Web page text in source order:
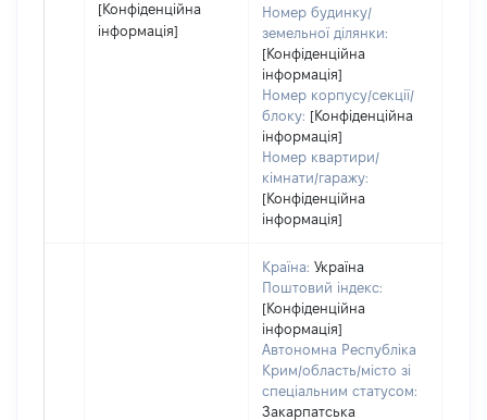
[Конфіденційна
інформація]
Номер будинку/
земельної ділянки:
[Конфіденційна
інформація]
Номер корпусу/секції/
блоку: [Конфіденційна
інформація]
Номер квартири/
кімнати/гаражу:
[Конфіденційна
інформація]
Країна: Україна
Поштовий індекс:
[Конфіденційна
інформація]
Автономна Республіка
Крим/область/місто зі
спеціальним статусом:
Закарпатська